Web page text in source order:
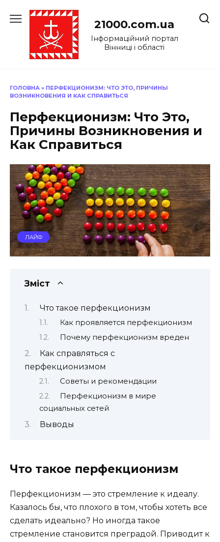
до
21000.com.ua
Інформаційний портал
Вінниці і області
ГОЛОВНА » ПЕРФЕКЦИОНИЗМ: ЧТО ЭТО, ПРИЧИНЫ
ВОЗНИКНОВЕНИЯ И КАК СПРАВИТЬСЯ
Перфекционизм: Что Это,
Причины Возникновения и
Как Справиться
ЛАЙФ
Зміст
Что такое перфекционизм
Как проявляется перфекционизм
Почему перфекционизм вреден
Как справляться с
перфекционизмом
Советы и рекомендации
Перфекционизм в мире
социальных сетей
Выводы
Что такое перфекционизм
Перфекционизм — это стремление к идеалу.
Казалось бы, что плохого в том, чтобы хотеть все
сделать идеально? Но иногда такое
стремление становится преградой. Приводит к